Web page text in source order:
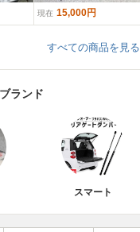
現在 15,000円
すべての商品を見る
ランド
スマート